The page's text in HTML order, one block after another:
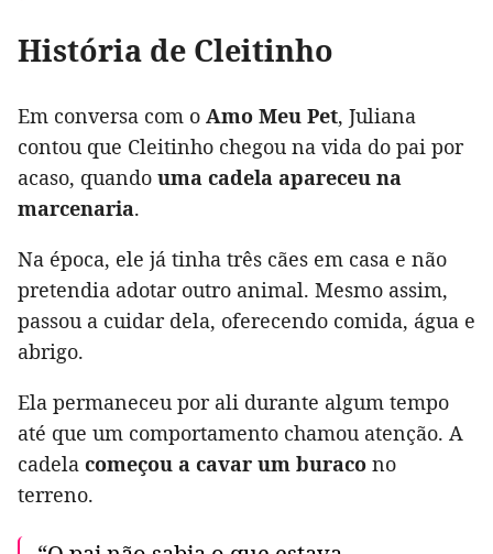
História de Cleitinho
Em conversa com o Amo Meu Pet, Juliana
contou que Cleitinho chegou na vida do pai por
acaso, quando uma cadela apareceu na
marcenaria.
Na época, ele já tinha três cães em casa e não
pretendia adotar outro animal. Mesmo assim,
passou a cuidar dela, oferecendo comida, água e
abrigo.
Ela permaneceu por ali durante algum tempo
até que um comportamento chamou atenção. A
cadela começou a cavar um buraco no
terreno.